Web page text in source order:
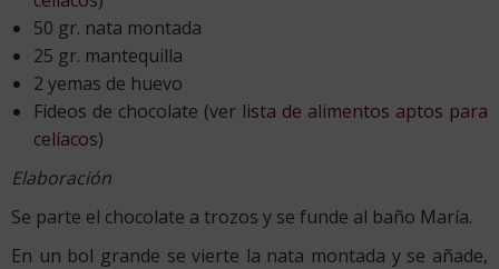
50 gr. nata montada
25 gr. mantequilla
2 yemas de huevo
Fideos de chocolate (ver lista de alimentos aptos para
celíacos)
Elaboración
Se parte el chocolate a trozos y se funde al baño María.
En un bol grande se vierte la nata montada y se añade,